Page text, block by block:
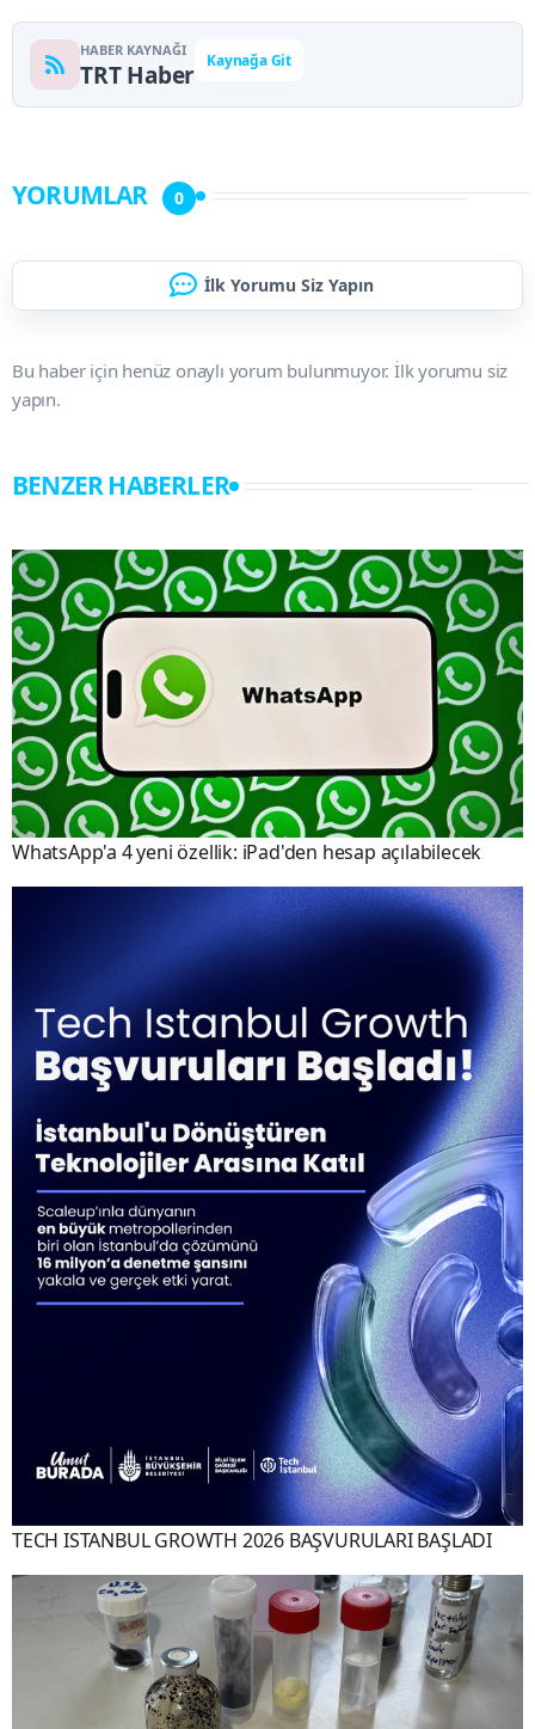
HABER KAYNAĞI
TRT Haber Kaynağa Git
YORUMLAR 0
İlk Yorumu Siz Yapın
Bu haber için henüz onaylı yorum bulunmuyor. İlk yorumu siz
yapın.
BENZER HABERLER
WhatsApp'a 4 yeni özellik: iPad'den hesap açılabilecek
TECH ISTANBUL GROWTH 2026 BAŞVURULARI BAŞLADI